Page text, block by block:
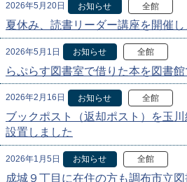
2026年5月20日 お知らせ 全館
夏休み、読書リーダー講座を開催し
2026年5月1日 お知らせ 全館
らぷらす図書室で借りた本を図書
2026年2月16日 お知らせ 全館
ブックポスト（返却ポスト）を玉
設置しました
2026年1月5日 お知らせ 全館
成城９丁目に在住の方も調布市立